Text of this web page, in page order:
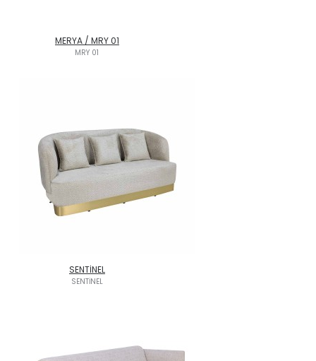
MERYA / MRY 01
MRY 01
SENTİNEL
SENTİNEL